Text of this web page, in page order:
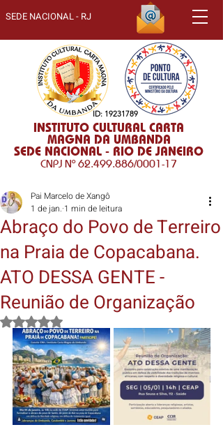
SEDE NACIONAL - RJ
INSTITUTO CULTURAL CARTA
MAGNA DA UMBANDA
SEDE NACIONAL - RIO DE JANEIRO
CNPJ Nº62.499.886/0001-17
ID: 19231789
Abraço do Povo de Terreiro
na Praia de Copacabana.
ATO DESSA GENTE -
Reunião de Organização
Pai Marcelo de Xangô
1 de jan. 1 min de leitura
Avaliado com NaN de 5 estrelas.